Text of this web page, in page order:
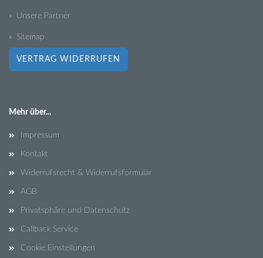
» Unsere Partner
» Sitemap
VERTRAG WIDERRUFEN
Mehr über...
Impressum
Kontakt
Widerrufsrecht & Widerrufsformular
AGB
Privatsphäre und Datenschutz
Callback Service
Cookie Einstellungen